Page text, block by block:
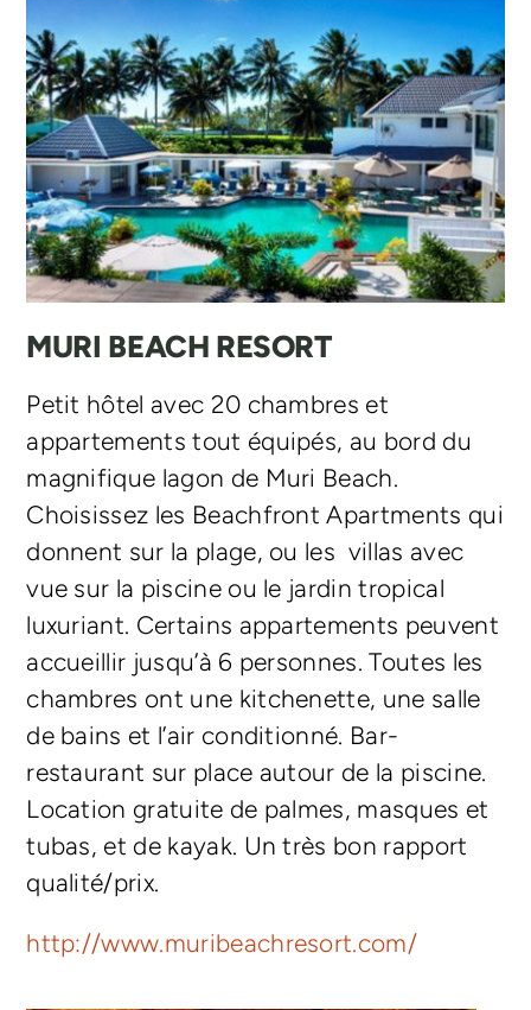
MURI BEACH RESORT
Petit hôtel avec 20 chambres et
appartements tout équipés, au bord du
magnifique lagon de Muri Beach.
Choisissez les Beachfront Apartments qui
donnent sur la plage, ou les villas avec
vue sur la piscine ou le jardin tropical
luxuriant. Certains appartements peuvent
accueillir jusqu’à 6 personnes. Toutes les
chambres ont une kitchenette, une salle
de bains et l’air conditionné. Bar-
restaurant sur place autour de la piscine.
Location gratuite de palmes, masques et
tubas, et de kayak. Un très bon rapport
qualité/prix.
http://www.muribeachresort.com/